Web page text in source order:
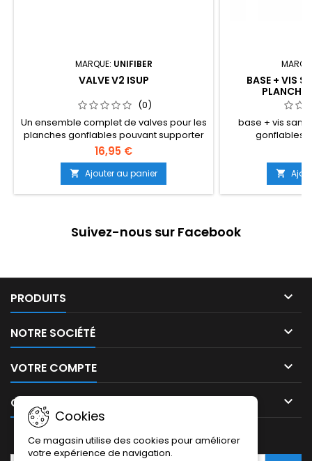
MARQUE: UNIFIBER
VALVE V2 ISUP
(0)
Un ensemble complet de valves pour les
planches gonflables pouvant supporter
jusqu'à 18-20 PSI. La version V2 est dotée
d'un maillage en tissu qui empêche la
poussière et le sable de pénétrer à
l'intérieur des planches... (Suite dessous)
16,95 €
 Ajouter au panier
BASE + VIS
base + vis

Suivez-nous sur Facebook
PRODUITS 
NOTRE SOCIÉTÉ 
VOTRE COMPTE 
CONTACT 
Cookies
Ce magasin utilise des cookies pour améliorer
votre expérience de navigation.
LETTRE D'INFORMATIONS